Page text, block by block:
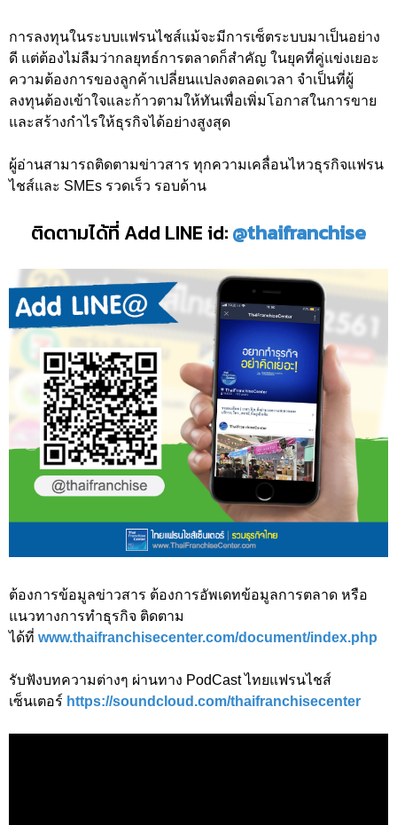
การลงทุนในระบบแฟรนไชส์แม้จะมีการเซ็ตระบบมาเป็นอย่าง
ดี แต่ต้องไม่ลืมว่ากลยุทธ์การตลาดก็สำคัญ ในยุคที่คู่แข่งเยอะ
ความต้องการของลูกค้าเปลี่ยนแปลงตลอดเวลา จำเป็นที่ผู้
ลงทุนต้องเข้าใจและก้าวตามให้ทันเพื่อเพิ่มโอกาสในการขาย
และสร้างกำไรให้ธุรกิจได้อย่างสูงสุด
ผู้อ่านสามารถติดตามข่าวสาร ทุกความเคลื่อนไหวธุรกิจแฟรน
ไชส์และ SMEs รวดเร็ว รอบด้าน
ติดตามได้ที่ Add LINE id:@thaifranchise
ต้องการข้อมูลข่าวสาร ต้องการอัพเดทข้อมูลการตลาด หรือ
แนวทางการทำธุรกิจ ติดตาม
ได้ที่ www.thaifranchisecenter.com/document/index.php
รับฟังบทความต่างๆ ผ่านทาง PodCast ไทยแฟรนไชส์
เซ็นเตอร์ https://soundcloud.com/thaifranchisecenter